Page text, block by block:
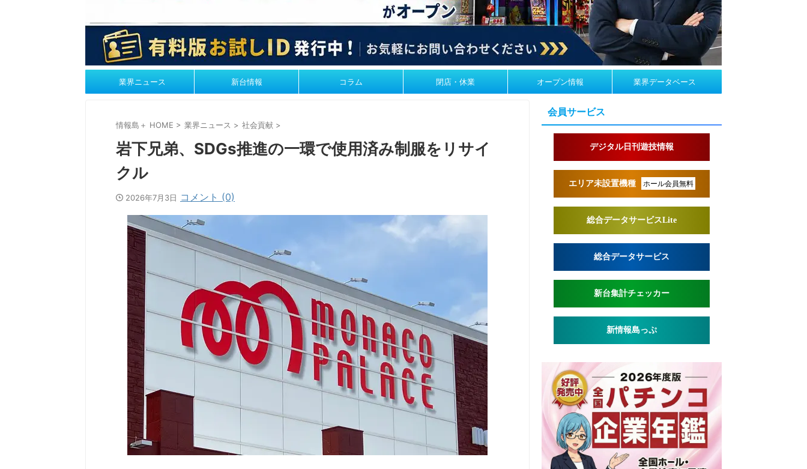
業界ニュース 新台情報 コラム 閉店・休業 オープン情報 業界データベース
情報島＋ HOME > 業界ニュース > 社会貢献 >
岩下兄弟、SDGs推進の一環で使用済み制服をリサイ
クル
2026年7月3日 コメント (0)
会員サービス
デジタル日刊遊技情報
エリア未設置機種 ホール会員無料
総合データサービスLite
総合データサービス
新台集計チェッカー
新情報島っぷ